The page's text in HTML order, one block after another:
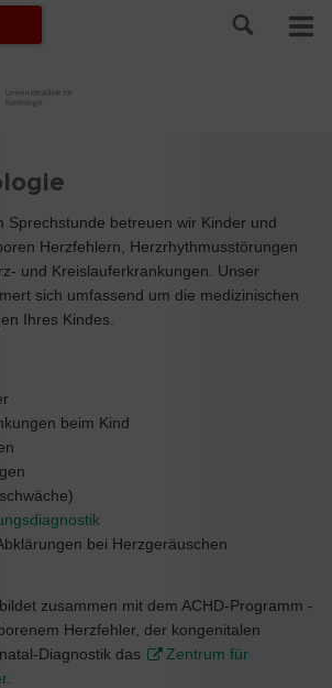
Sprechstunde betreuen wir Kinder und
Herzfehlern, Herzrhythmusstörungen
und Kreislauferkrankungen. Unser
sich umfassend um die medizinischen
Ihres Kindes.
beim Kind
bei Herzgeräuschen
zusammen mit dem ACHD-Programm -
Herzfehler, der kongenitalen
Diagnostik das
Zentrum für
.